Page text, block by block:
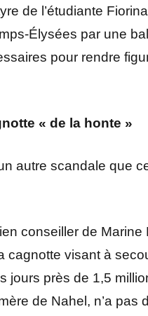
de l’étudiante
Élysées par une
pour rendre
« de la honte »
autre scandale que
conseiller de Marine
cagnotte visant à
près de 1,5
de Nahel, n’a pas